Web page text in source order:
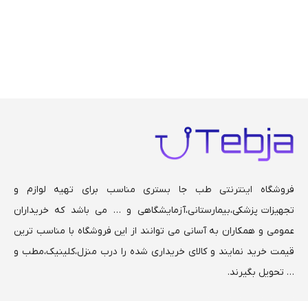
فروشگاه اینترنتی طب جا بستری مناسب برای تهیه لوازم و
تجهیزات پزشکی،بیمارستانی،آزمایشگاهی و … می باشد که خریداران
عمومی و همکاران به آسانی می توانند از این فروشگاه با مناسب ترین
قیمت خرید نمایند و کالای خریداری شده را درب منزل،کلینیک،مطب و
… تحویل بگیرند.